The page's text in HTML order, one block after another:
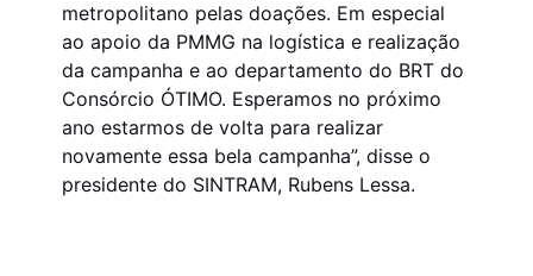
metropolitano pelas doações. Em especial
ao apoio da PMMG na logística e realização
da campanha e ao departamento do BRT do
Consórcio ÓTIMO. Esperamos no próximo
ano estarmos de volta para realizar
novamente essa bela campanha”, disse o
presidente do SINTRAM, Rubens Lessa.